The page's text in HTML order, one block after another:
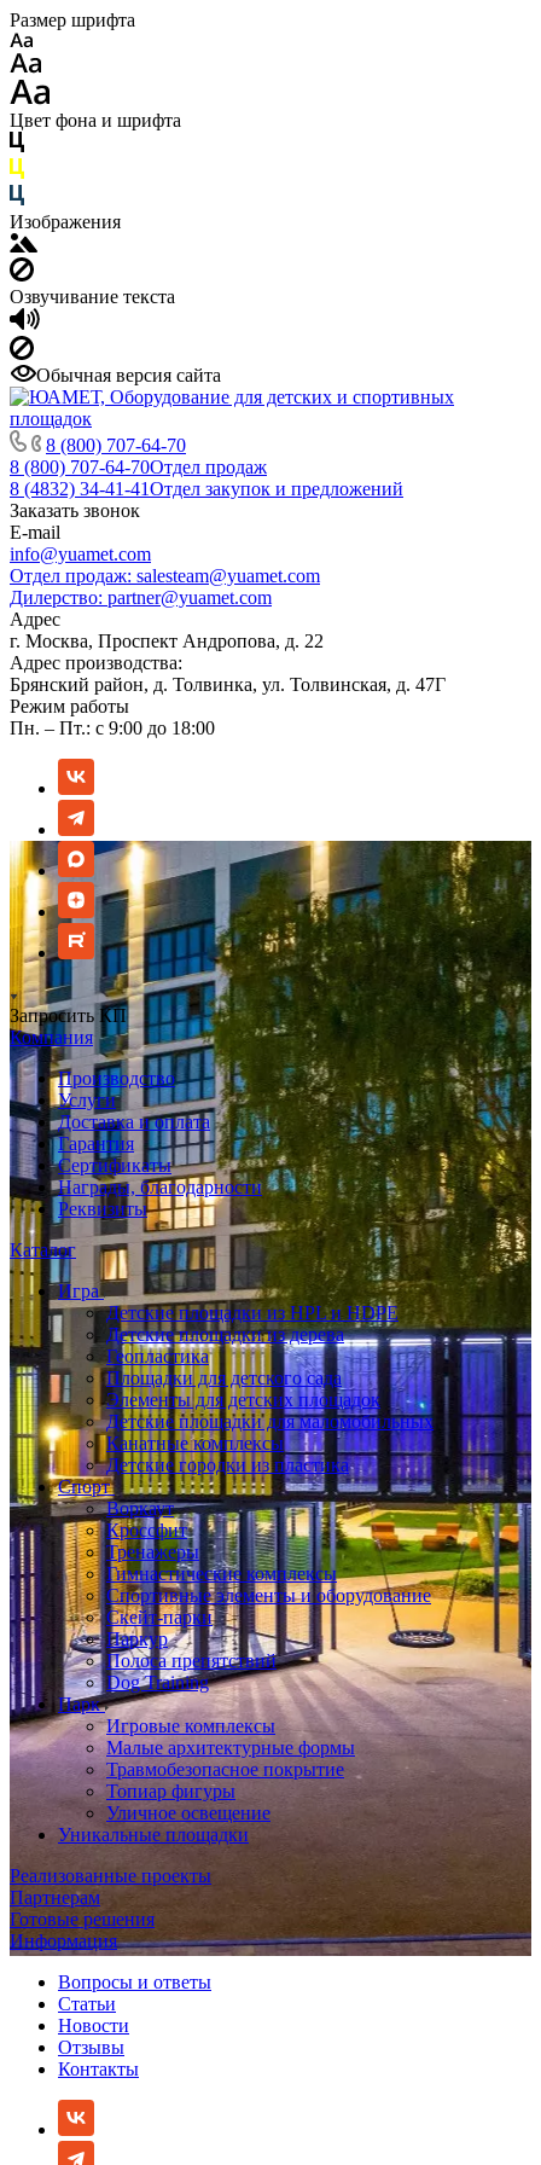
Размер шрифта
Цвет фона и шрифта
Изображения
Озвучивание текста
Обычная версия сайта
8 (800) 707-64-70
8 (800) 707-64-70Отдел продаж
8 (4832) 34-41-41Отдел закупок и предложений
Заказать звонок
E-mail
info@yuamet.com
Отдел продаж: salesteam@yuamet.com
Дилерство: partner@yuamet.com
Адрес
г. Москва, Проспект Андропова, д. 22
Адрес производства:
Брянский район, д. Толвинка, ул. Толвинская, д. 47Г
Режим работы
Пн. – Пт.: с 9:00 до 18:00
Запросить КП
Компания
Производство
Услуги
Доставка и оплата
Гарантия
Сертификаты
Награды, благодарности
Реквизиты
Каталог
Игра
Детские площадки из HPL и HDPE
Детские площадки из дерева
Геопластика
Площадки для детского сада
Элементы для детских площадок
Детские площадки для маломобильных
Канатные комплексы
Детские городки из пластика
Спорт
Воркаут
Кроссфит
Тренажеры
Гимнастические комплексы
Спортивные элементы и оборудование
Скейт-парки
Паркур
Полоса препятствий
Dog Training
Парк
Игровые комплексы
Малые архитектурные формы
Травмобезопасное покрытие
Топиар фигуры
Уличное освещение
Уникальные площадки
Реализованные проекты
Партнерам
Готовые решения
Информация
Вопросы и ответы
Статьи
Новости
Отзывы
Контакты